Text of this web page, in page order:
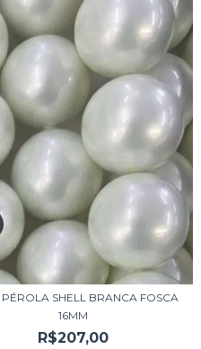
PÉROLA SHELL BRANCA FOSCA
16MM
R$207,00